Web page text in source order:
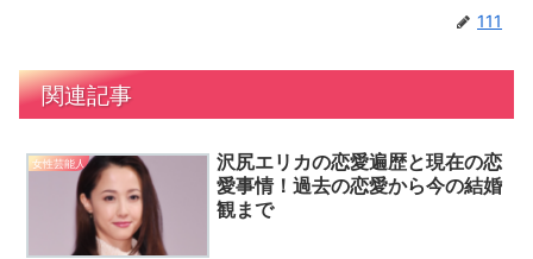
111
関連記事
女性芸能人
沢尻エリカの恋愛遍歴と現在の恋
愛事情！過去の恋愛から今の結婚
観まで